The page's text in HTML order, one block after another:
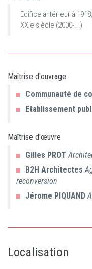
Edifice antérieur à
XXIe siècle (2000-...)
Maîtrise d'ouvrage
Communauté de
Etablissement
Maîtrise d'œuvre
Gilles PROT
B2H Architectes
reconversion
Jérome PIQUAND
Localisation